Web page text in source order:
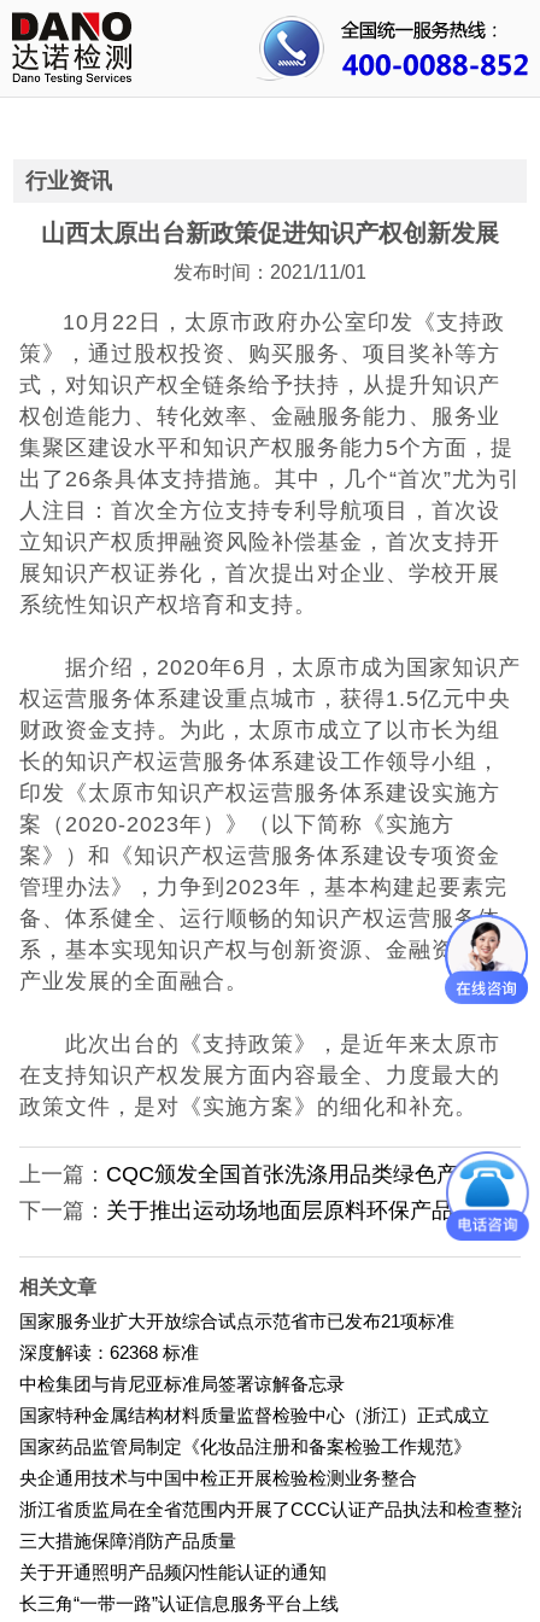
首页
关于我们
公司动态
人才招聘
证书查询
联系我们
CE认证
UKCA认证
CE认证常见问
题
3C认证
CQC认证
十环能效认证
环保节能认证
日本PSE认证
ECE认证
澳洲SAA认证
ISO体系认证
美国认证
CCC认证
其它认证
收起菜单
©Danotest.Com
行业资讯
山西太原出台新政策促进知识产权创新发展
发布时间：2021/11/01
10月22日，太原市政府办公室印发《支持政
策》，通过股权投资、购买服务、项目奖补等方
式，对知识产权全链条给予扶持，从提升知识产
权创造能力、转化效率、金融服务能力、服务业
集聚区建设水平和知识产权服务能力5个方面，提
出了26条具体支持措施。其中，几个“首次”尤为引
人注目：首次全方位支持专利导航项目，首次设
立知识产权质押融资风险补偿基金，首次支持开
展知识产权证券化，首次提出对企业、学校开展
系统性知识产权培育和支持。
据介绍，2020年6月，太原市成为国家知识产
权运营服务体系建设重点城市，获得1.5亿元中央
财政资金支持。为此，太原市成立了以市长为组
长的知识产权运营服务体系建设工作领导小组，
印发《太原市知识产权运营服务体系建设实施方
案（2020-2023年）》（以下简称《实施方
案》）和《知识产权运营服务体系建设专项资金
管理办法》，力争到2023年，基本构建起要素完
备、体系健全、运行顺畅的知识产权运营服务体
系，基本实现知识产权与创新资源、金融资本、
产业发展的全面融合。
此次出台的《支持政策》，是近年来太原市
在支持知识产权发展方面内容最全、力度最大的
政策文件，是对《实施方案》的细化和补充。
上一篇： CQC颁发全国首张洗涤用品类绿色产品认证证书
下一篇： 关于推出运动场地面层原料环保产品认证业务的通知
相关文章
国家服务业扩大开放综合试点示范省市已发布21项标准
深度解读：62368 标准
中检集团与肯尼亚标准局签署谅解备忘录
国家特种金属结构材料质量监督检验中心（浙江）正式成立
国家药品监管局制定《化妆品注册和备案检验工作规范》
央企通用技术与中国中检正开展检验检测业务整合
浙江省质监局在全省范围内开展了CCC认证产品执法和检查整治
三大措施保障消防产品质量
关于开通照明产品频闪性能认证的通知
长三角“一带一路”认证信息服务平台上线